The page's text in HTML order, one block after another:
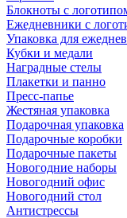
Блокноты с
Ежедневники с
Упаковка для
Кубки и медали
Наградные стелы
Плакетки и панно
Пресс-папье
Жестяная упаковка
Подарочная упаковка
Подарочные коробки
Подарочные пакеты
Новогодние наборы
Новогодний офис
Новогодний стол
Антистрессы